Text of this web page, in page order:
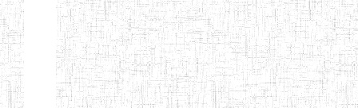
ENIEG BILINGUE
DE L'IPEP DE
BANDJOUN
05/09/2003 ENIEG